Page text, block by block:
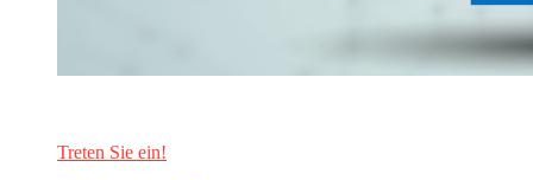
Treten Sie ein!